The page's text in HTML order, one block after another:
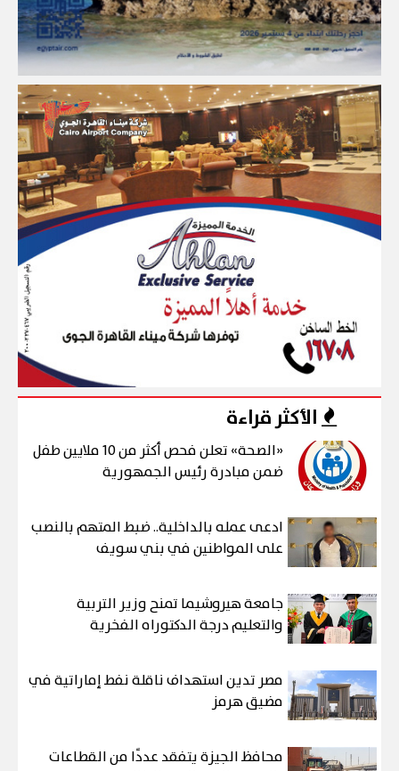
الأكثر قراءة
«الصحة» تعلن فحص أكثر من 10 ملايين طفل
ضمن مبادرة رئيس الجمهورية
ادعى عمله بالداخلية.. ضبط المتهم بالنصب
على المواطنين في بني سويف
جامعة هيروشيما تمنح وزير التربية
والتعليم درجة الدكتوراه الفخرية
مصر تدين استهداف ناقلة نفط إماراتية في
مضيق هرمز
محافظ الجيزة يتفقد عددًا من القطاعات